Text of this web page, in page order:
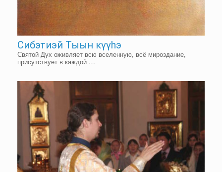
Сибэтиэй Тыын күүһэ
Святой Дух оживляет всю вселенную, всё мироздание,
присутствует в каждой …